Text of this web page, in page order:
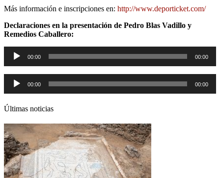
Más información e inscripciones en: http://www.deporticket.com/
Declaraciones en la presentación de Pedro Blas Vadillo y
Remedios Caballero:
Reproductor
audio
00:00 00:00
Reproductor
audio
00:00 00:00
Últimas noticias